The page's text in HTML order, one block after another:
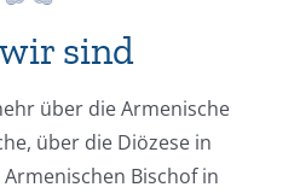
sind
über die Armenische
über die Diözese in
Bischof in